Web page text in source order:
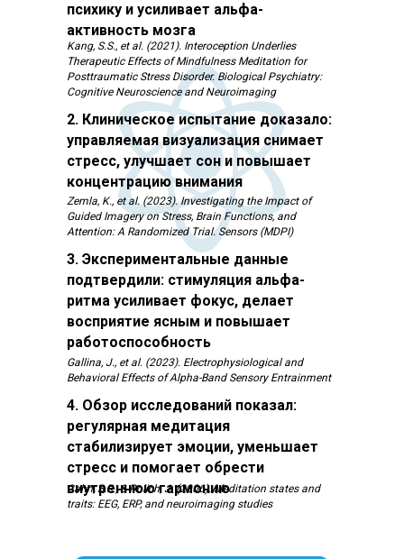
психику и усиливает альфа-
активность мозга
2. Клиническое испытание доказало:
управляемая визуализация снимает
стресс, улучшает сон и повышает
концентрацию внимания
3. Экспериментальные данные
подтвердили: стимуляция альфа-
ритма усиливает фокус, делает
восприятие ясным и повышает
работоспособность
4. Обзор исследований показал:
регулярная медитация
стабилизирует эмоции, уменьшает
стресс и помогает обрести
внутреннюю гармонию
Kang, S.S., et al. (2021). Interoception Underlies
Therapeutic Effects of Mindfulness Meditation for
Posttraumatic Stress Disorder. Biological Psychiatry:
Cognitive Neuroscience and Neuroimaging
Zemla, K., et al. (2023). Investigating the Impact of
Guided Imagery on Stress, Brain Functions, and
Attention: A Randomized Trial. Sensors (MDPI)
Gallina, J., et al. (2023). Electrophysiological and
Behavioral Effects of Alpha-Band Sensory Entrainment
Cahn, B.R., & Polich, J. (2006). Meditation states and
traits: EEG, ERP, and neuroimaging studies